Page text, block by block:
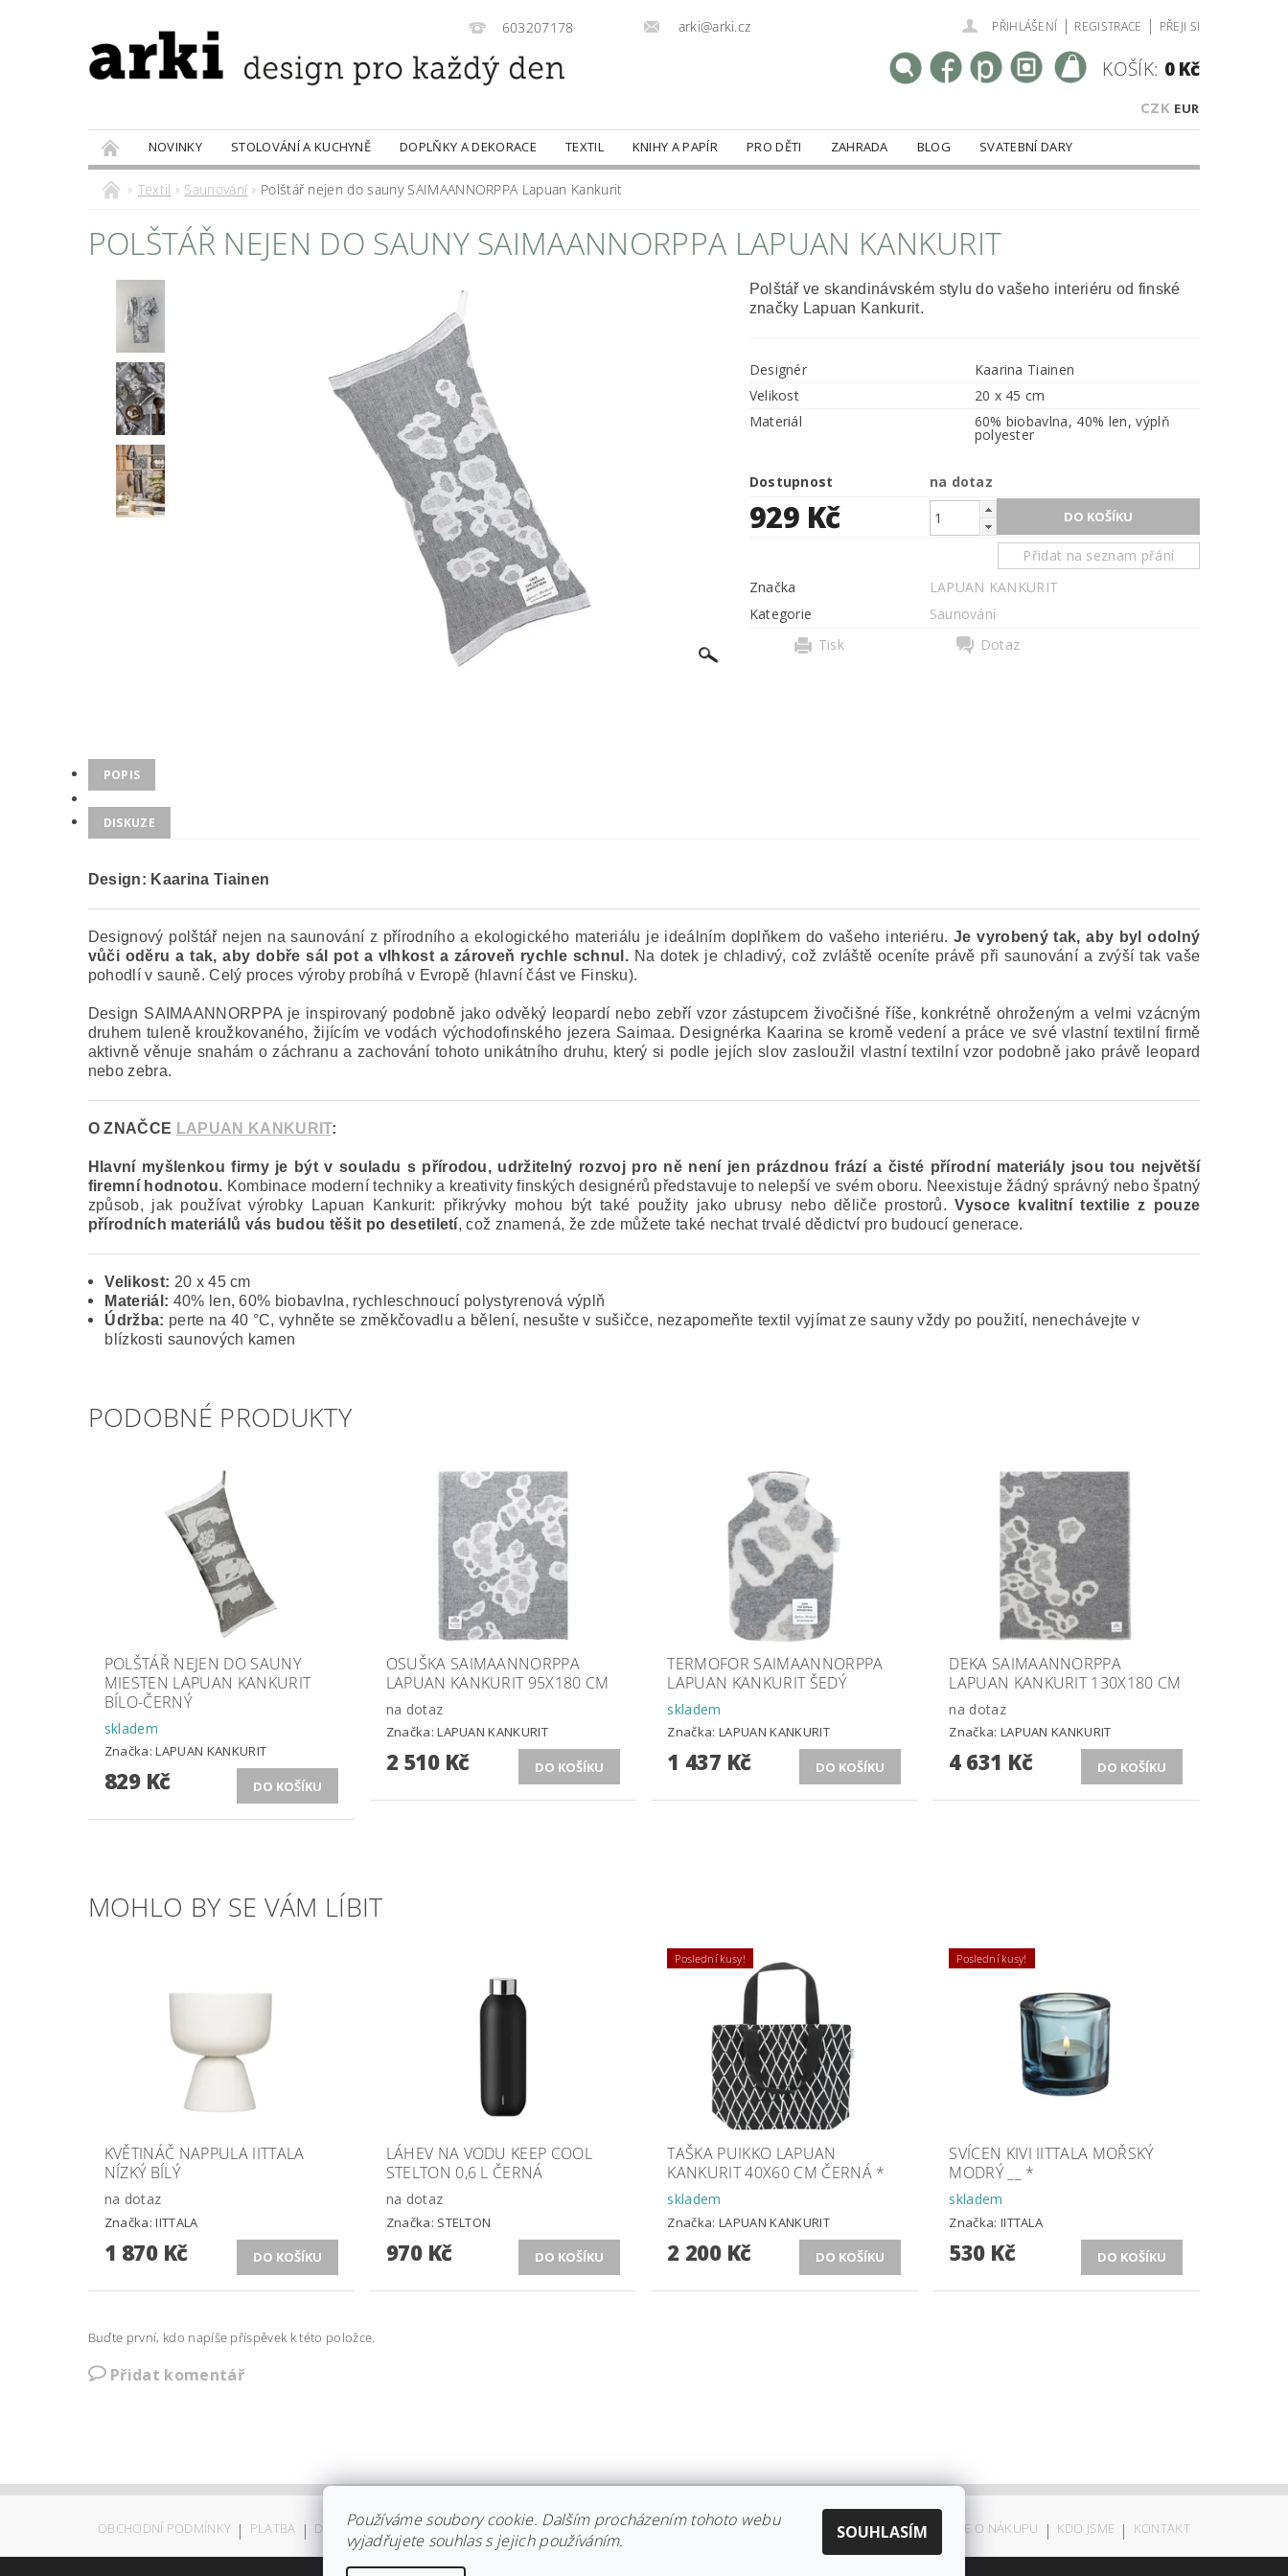
603207178 arki@arki.cz PŘIHLÁŠENÍ | REGISTRACE | PŘEJI SI
CZK EUR
KOŠÍK: 0 Kč
NOVINKY STOLOVÁNÍ A KUCHYNĚ DOPLŇKY A DEKORACE TEXTIL KNIHY A PAPÍR PRO DĚTI ZAHRADA BLOG
SVATEBNÍ DARY
PRODÁVANÉ ZNAČKY
DOBROTY
Textil Saunování Polštář nejen do sauny SAIMAANNORPPA Lapuan Kankurit
POLŠTÁŘ NEJEN DO SAUNY SAIMAANNORPPA LAPUAN KANKURIT
Polštář ve skandinávském stylu do vašeho interiéru od finské
značky Lapuan Kankurit.
Designér
Kaarina Tiainen
Velikost
20 x 45 cm
Materiál
60% biobavlna, 40% len, výplň
polyester
Dostupnost na dotaz
929 Kč
Přidat na seznam přání
Značka
LAPUAN KANKURIT
Kategorie
Saunování
Tisk
Dotaz
POPIS
DISKUZE
Design: Kaarina Tiainen
Designový polštář nejen na saunování z přírodního a ekologického materiálu je ideálním doplňkem do vašeho interiéru.Je vyrobený tak, aby byl odolný
vůči oděru a tak, aby dobře sál pot a vlhkost a zároveň rychle schnul.Na dotek je chladivý, což zvláště oceníte právě při saunování a zvýší tak vaše
pohodlí v sauně. Celý proces výroby probíhá v Evropě (hlavní část ve Finsku).
Design SAIMAANNORPPA je inspirovaný podobně jako odvěký leopardí nebo zebří vzor zástupcem živočišné říše, konkrétně ohroženým a velmi vzácným
druhem tuleně kroužkovaného, žijícím ve vodách východofinského jezera Saimaa. Designérka Kaarina se kromě vedení a práce ve své vlastní textilní firmě
aktivně věnuje snahám o záchranu a zachování tohoto unikátního druhu, který si podle jejích slov zasloužil vlastní textilní vzor podobně jako právě leopard
nebo zebra.
O ZNAČCE LAPUAN KANKURIT:
Hlavní myšlenkou firmy je být v souladu s přírodou, udržitelný rozvoj pro ně není jen prázdnou frází a čisté přírodní materiály jsou tou největší
firemní hodnotou. Kombinace moderní techniky a kreativity finských designérů představuje to nelepší ve svém oboru. Neexistuje žádný správný nebo špatný
způsob, jak používat výrobky Lapuan Kankurit: přikrývky mohou být také použity jako ubrusy nebo děliče prostorů.Vysoce kvalitní textilie z pouze
přírodních materiálů vás budou těšit po desetiletí, což znamená, že zde můžete také nechat trvalé dědictví pro budoucí generace.
Velikost: 20 x 45 cm
Materiál: 40% len, 60% biobavlna, rychleschnoucí polystyrenová výplň
Údržba: perte na 40 °C, vyhněte se změkčovadlu a bělení, nesušte v sušičce, nezapomeňte textil vyjímat ze sauny vždy po použití, nenechávejte v
blízkosti saunových kamen
PODOBNÉ PRODUKTY
POLŠTÁŘ NEJEN DO SAUNY
MIESTEN LAPUAN KANKURIT
BÍLO-ČERNÝ
skladem
Značka:LAPUAN KANKURIT
829 Kč
OSUŠKA SAIMAANNORPPA
LAPUAN KANKURIT 95X180 CM
na dotaz
Značka:LAPUAN KANKURIT
2 510 Kč
TERMOFOR SAIMAANNORPPA
LAPUAN KANKURIT ŠEDÝ
skladem
Značka:LAPUAN KANKURIT
1 437 Kč
DEKA SAIMAANNORPPA
LAPUAN KANKURIT 130X180 CM
na dotaz
Značka: LAPUAN KANKURIT
4 631 Kč
MOHLO BY SE VÁM LÍBIT
KVĚTINÁČ NAPPULA IITTALA
NÍZKÝ BÍLÝ
na dotaz
Značka:IITTALA
1 870 Kč
LÁHEV NA VODU KEEP COOL
STELTON 0,6 L ČERNÁ
na dotaz
Značka: STELTON
970 Kč
Poslední kusy!
TAŠKA PUIKKO LAPUAN
KANKURIT 40X60 CM ČERNÁ *
skladem
Značka:LAPUAN KANKURIT
2 200 Kč
Poslední kusy!
SVÍCEN KIVI IITTALA MOŘSKÝ
MODRÝ __ *
skladem
Značka: IITTALA
530 Kč
Buďte první, kdo napíše příspěvek k této položce.
Přidat komentář
OBCHODNÍ PODMÍNKY | PLATBA | DOPRAVA | KOLEKCE IITTALA | KOLEKCE STELTON | DISTRIBUCE IITTALA | REKLAMACE/ODSTOUPENÍ VŠE O NÁKUPU | KDO JSME | KONTAKT
Používáme soubory cookie. Dalším procházením tohoto webu
vyjadřujete souhlas s jejich používáním.
SOUHLASÍM